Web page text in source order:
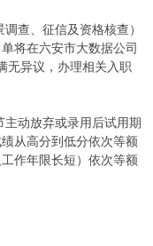
查、征信及资格核查）
将在六安市大数据公司
无异议，办理相关入职
动放弃或录用后试用期
从高分到低分依次等额
作年限长短）依次等额